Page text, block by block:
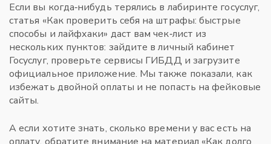
Если вы когда‑нибудь терялись в лабиринте госуслуг,
статья «Как проверить себя на штрафы: быстрые
способы и лайфхаки» даст вам чек‑лист из
нескольких пунктов: зайдите в личный кабинет
Госуслуг, проверьте сервисы ГИБДД и загрузите
официальное приложение. Мы также показали, как
избежать двойной оплаты и не попасть на фейковые
сайты.
А если хотите знать, сколько времени у вас есть на